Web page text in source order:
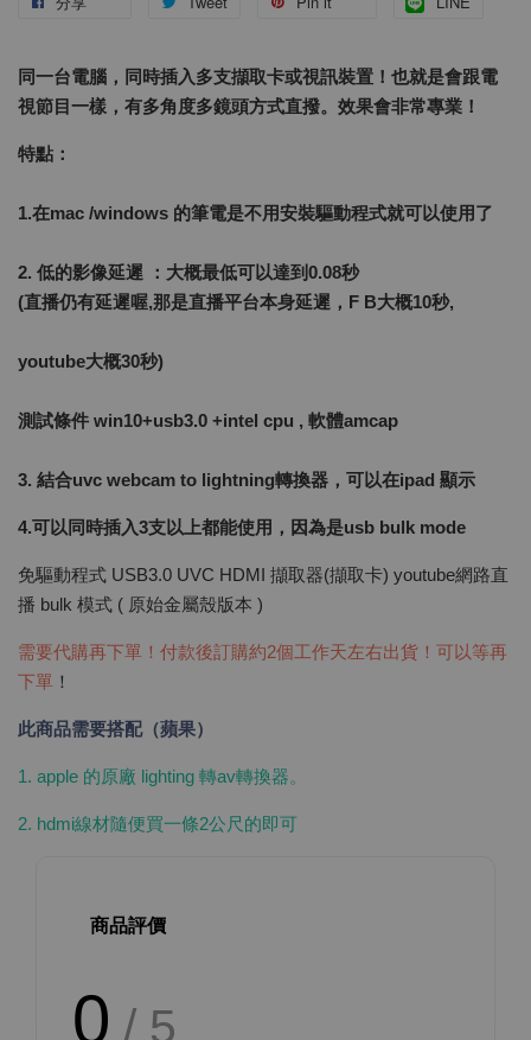
同一台電腦，同時插入多支擷取卡或視訊裝置！也就是會跟電
視節目一樣，有多角度多鏡頭方式直撥。效果會非常專業！
特點：
1.在mac /windows 的筆電是不用安裝驅動程式就可以使用了
2. 低的影像延遲 ：大概最低可以達到0.08秒
(直播仍有延遲喔,那是直播平台本身延遲，F B大概10秒,
youtube大概30秒)
測試條件 win10+usb3.0 +intel cpu , 軟體amcap
3. 結合uvc webcam to lightning轉換器，可以在ipad 顯示
4.可以同時插入3支以上都能使用，因為是usb bulk mode
免驅動程式 USB3.0 UVC HDMI 擷取器(擷取卡) youtube網路直
播 bulk 模式 ( 原始金屬殼版本 )
需要代購再下單！付款後訂購約2個工作天左右出貨！可以等再
下單 ！
此商品需要搭配（蘋果）
1. apple 的原廠 lighting 轉av轉換器。
2. hdmi線材隨便買一條2公尺的即可
商品評價
0 / 5